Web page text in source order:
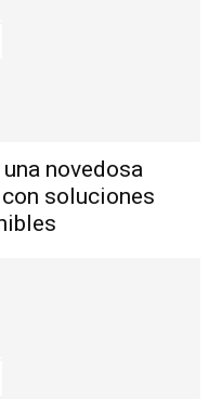
novedosa
soluciones